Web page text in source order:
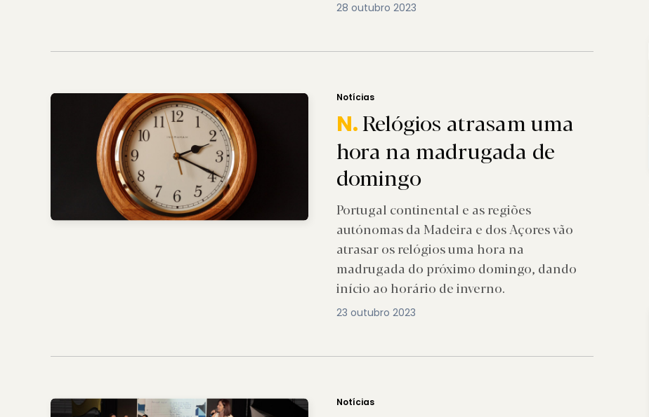
28 outubro 2023
Notícias
N.Relógios atrasam uma
hora na madrugada de
domingo
Portugal continental e as regiões
autónomas da Madeira e dos Açores vão
atrasar os relógios uma hora na
madrugada do próximo domingo, dando
início ao horário de inverno.
23 outubro 2023
Notícias